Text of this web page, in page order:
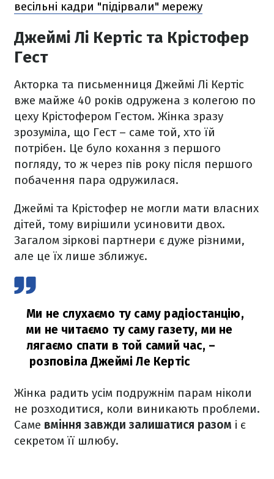
весільні кадри "підірвали" мережу
Джеймі Лі Кертіс та Крістофер
Гест
Акторка та письменниця Джеймі Лі Кертіс
вже майже 40 років одружена з колегою по
цеху Крістофером Гестом. Жінка зразу
зрозуміла, що Гест – саме той, хто їй
потрібен. Це було кохання з першого
погляду, то ж через пів року після першого
побачення пара одружилася.
Джеймі та Крістофер не могли мати власних
дітей, тому вирішили усиновити двох.
Загалом зіркові партнери є дуже різними,
але це їх лише зближує.
Ми не слухаємо ту саму радіостанцію,
ми не читаємо ту саму газету, ми не
лягаємо спати в той самий час, –
розповіла Джеймі Ле Кертіс
Жінка радить усім подружнім парам ніколи
не розходитися, коли виникають проблеми.
Саме вміння завжди залишатися разом і є
секретом її шлюбу.